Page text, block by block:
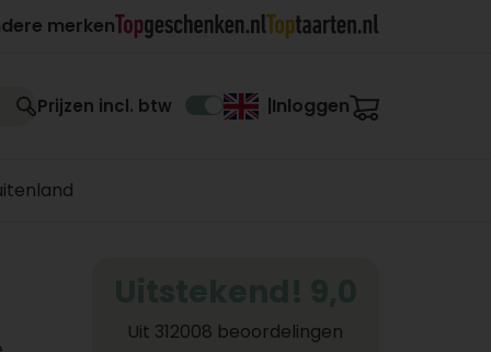
merken
Prijzen incl. btw Inloggen
Uit 312008 beoordelingen